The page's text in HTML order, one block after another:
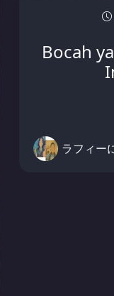
Bocah
ラフィー